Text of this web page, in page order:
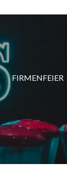
FIRMENFEIER